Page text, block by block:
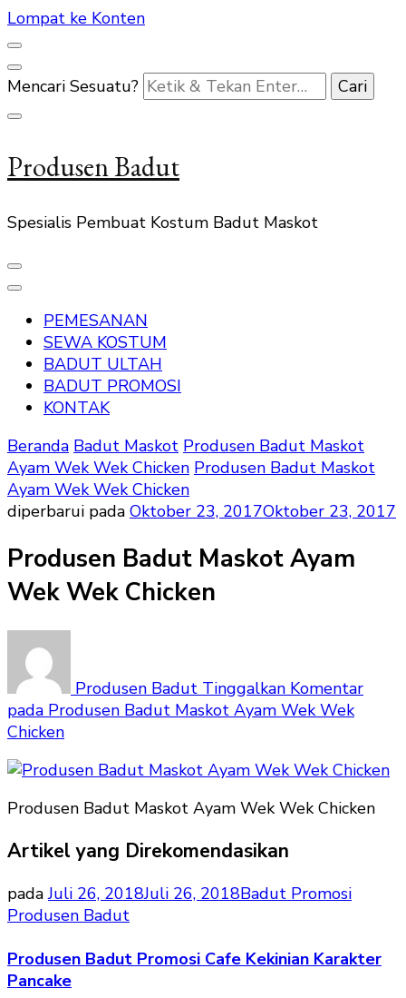
Lompat ke Konten
Mencari Sesuatu?
Produsen Badut
Spesialis Pembuat Kostum Badut Maskot
PEMESANAN
SEWA KOSTUM
BADUT ULTAH
BADUT PROMOSI
KONTAK
Beranda Badut Maskot Produsen Badut Maskot
Ayam Wek Wek Chicken Produsen Badut Maskot
Ayam Wek Wek Chicken
diperbarui pada Oktober 23, 2017Oktober 23, 2017
Produsen Badut Maskot Ayam
Wek Wek Chicken
Produsen Badut Tinggalkan Komentar
pada Produsen Badut Maskot Ayam Wek Wek
Chicken
Produsen Badut Maskot Ayam Wek Wek Chicken
Artikel yang Direkomendasikan
padaJuli 26, 2018Juli 26, 2018Badut Promosi
Produsen Badut
Produsen Badut Promosi Cafe Kekinian Karakter
Pancake